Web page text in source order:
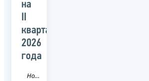
на
II
квартал
2026
года
Новость